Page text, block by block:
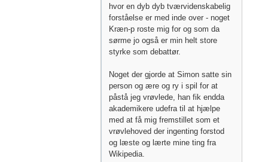
hvor en dyb dyb tværvidenskabelig
forståelse er med inde over - noget
Kræn-p roste mig for og som da
sørme jo også er min helt store
styrke som debattør.
Noget der gjorde at Simon satte sin
person og ære og ry i spil for at
påstå jeg vrøvlede, han fik endda
akademikere udefra til at hjælpe
med at få mig fremstillet som et
vrøvlehoved der ingenting forstod
og læste og lærte mine ting fra
Wikipedia.